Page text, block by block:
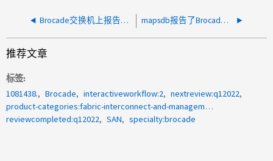
Brocade交换机上报告defall_ports_oversubscribed事件 mapsdb报告了Brocade FC交换机上的Fabric性能影响
推荐文章
标签
1081438.
Brocade interactiveworkflow:2
nextreview:q12022
product-categories:fabric-interconnect-and-management-switches
reviewcompleted:q12022
SAN specialty:brocade